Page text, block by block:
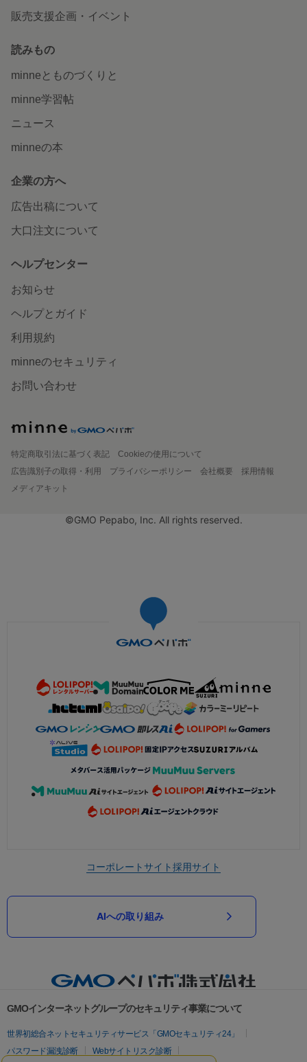
販売支援企画・イベント
読みもの
minneとものづくりと
minne学習帖
ニュース
minneの本
企業の方へ
広告出稿について
大口注文について
ヘルプセンター
お知らせ
ヘルプとガイド
利用規約
minneのセキュリティ
お問い合わせ
特定商取引法に基づく表記
Cookieの使用について
広告識別子の取得・利用
プライバシーポリシー 会社概要
採用情報
メディアキット
©GMO Pepabo, Inc. All rights reserved.
コーポレートサイト採用サイト
AIへの取り組み
GMOインターネットグループのセキュリティ事業について
世界初総合ネットセキュリティサービス「GMOセキュリティ24」
パスワード漏洩診断
Webサイトリスク診断